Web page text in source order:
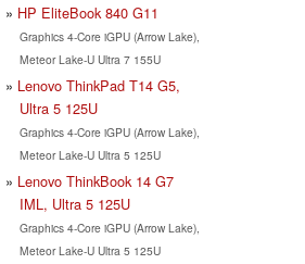
HP EliteBook 840 G11
Graphics 4-Core iGPU (Arrow Lake),
Meteor Lake-U Ultra 7 155U
Lenovo ThinkPad T14 G5,
Ultra 5 125U
Graphics 4-Core iGPU (Arrow Lake),
Meteor Lake-U Ultra 5 125U
Lenovo ThinkBook 14 G7
IML, Ultra 5 125U
Graphics 4-Core iGPU (Arrow Lake),
Meteor Lake-U Ultra 5 125U